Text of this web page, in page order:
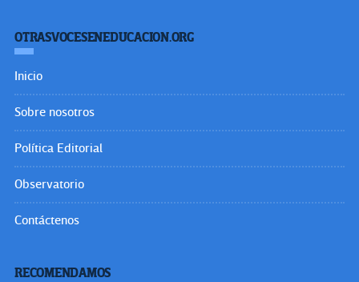
OTRASVOCESENEDUCACION.ORG
Inicio
Sobre nosotros
Política Editorial
Observatorio
Contáctenos
RECOMENDAMOS